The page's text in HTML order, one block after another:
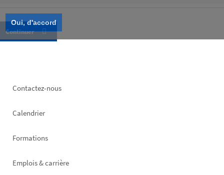
Oui, d'accord
Footer
Contactez-nous
Calendrier
Formations
Emplois & carrière